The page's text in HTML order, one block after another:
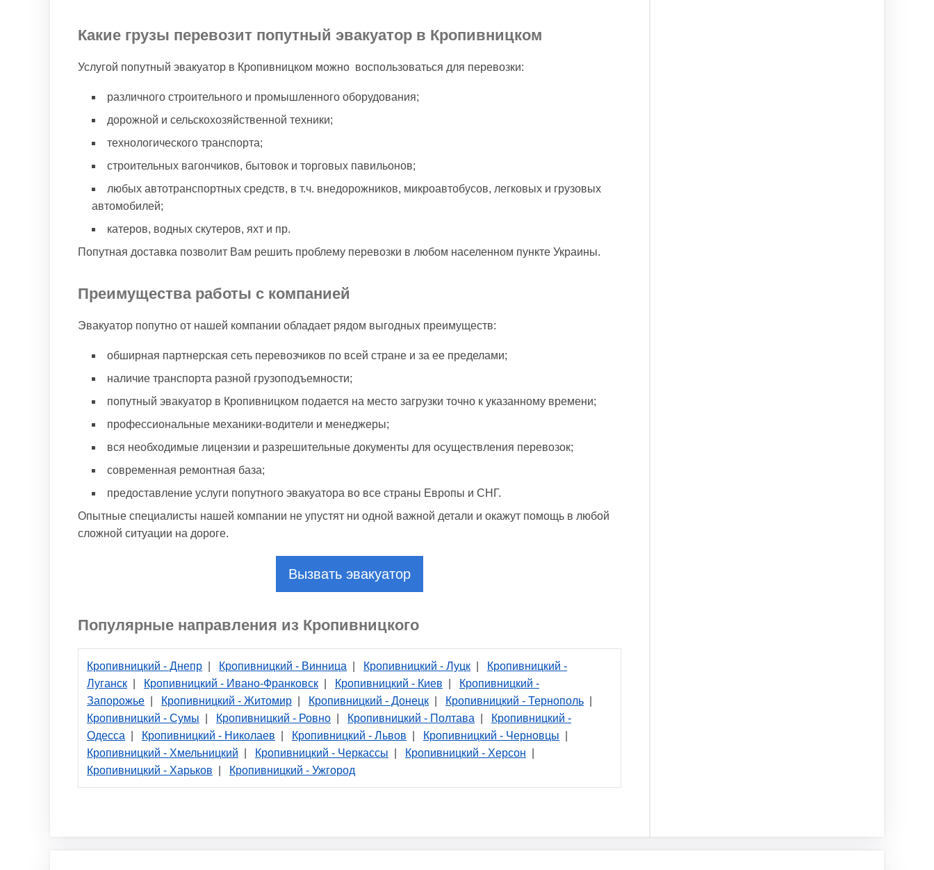
Какие грузы перевозит попутный эвакуатор в Кропивницком
Услугой попутный эвакуатор в Кропивницком можно воспользоваться для перевозки:
различного строительного и промышленного оборудования;
дорожной и сельскохозяйственной техники;
технологического транспорта;
строительных вагончиков, бытовок и торговых павильонов;
любых автотранспортных средств, в т.ч. внедорожников, микроавтобусов, легковых и грузовых
автомобилей;
катеров, водных скутеров, яхт и пр.
Попутная доставка позволит Вам решить проблему перевозки в любом населенном пункте Украины.
Преимущества работы с компанией
Эвакуатор попутно от нашей компании обладает рядом выгодных преимуществ:
обширная партнерская сеть перевозчиков по всей стране и за ее пределами;
наличие транспорта разной грузоподъемности;
попутный эвакуатор в Кропивницком подается на место загрузки точно к указанному времени;
профессиональные механики-водители и менеджеры;
вся необходимые лицензии и разрешительные документы для осуществления перевозок;
современная ремонтная база;
предоставление услуги попутного эвакуатора во все страны Европы и СНГ.
Опытные специалисты нашей компании не упустят ни одной важной детали и окажут помощь в любой
сложной ситуации на дороге.
Вызвать эвакуатор
Популярные направления из Кропивницкого
Кропивницкий - Днепр Кропивницкий - Винница Кропивницкий - Луцк
Кропивницкий -
Луганск
Кропивницкий - Ивано-Франковск Кропивницкий - Киев
Кропивницкий -
Запорожье
Кропивницкий - Житомир Кропивницкий - Донецк Кропивницкий - Тернополь
Кропивницкий - Сумы
Кропивницкий - Ровно Кропивницкий - Полтава
Кропивницкий -
Одесса
Кропивницкий - Николаев Кропивницкий - Львов Кропивницкий - Черновцы
Кропивницкий - Хмельницкий
Кропивницкий - Черкассы Кропивницкий - Херсон
Кропивницкий - Харьков
Кропивницкий - Ужгород